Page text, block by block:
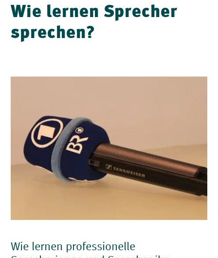
Wie lernen Sprecher
sprechen?
Wie lernen professionelle